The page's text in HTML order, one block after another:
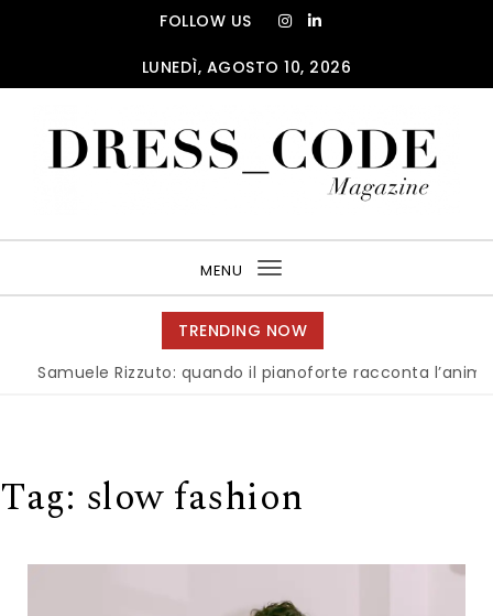
FOLLOW US
LUNEDÌ, AGOSTO 10, 2026
MENU
Toggle
navigation
TRENDING NOW
Rizzuto: quando il pianoforte racconta l’anima
Tag: slow fashion